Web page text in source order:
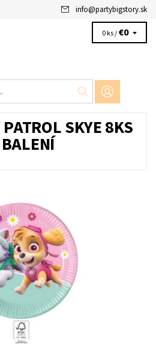
info@partybigstory.sk
0 ks /€0
SKYE 8KS